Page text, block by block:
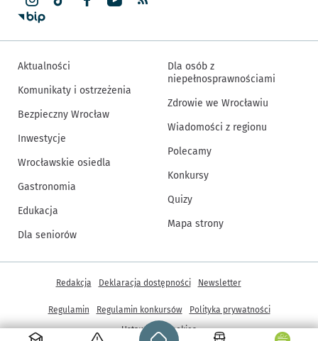
Strona główna - wroclaw.pl
Aktualności
Komunikaty i ostrzeżenia
Bezpieczny Wrocław
Inwestycje
Wrocławskie osiedla
Gastronomia
Edukacja
Dla seniorów
Dla osób z
niepełnosprawnościami
Zdrowie we Wrocławiu
Wiadomości z regionu
Polecamy
Konkursy
Quizy
Mapa strony
Inne informacje
Redakcja Deklaracja dostępności Newsletter
Regulamin Regulamin konkursów
Polityka prywatności
Ustawienia cookies